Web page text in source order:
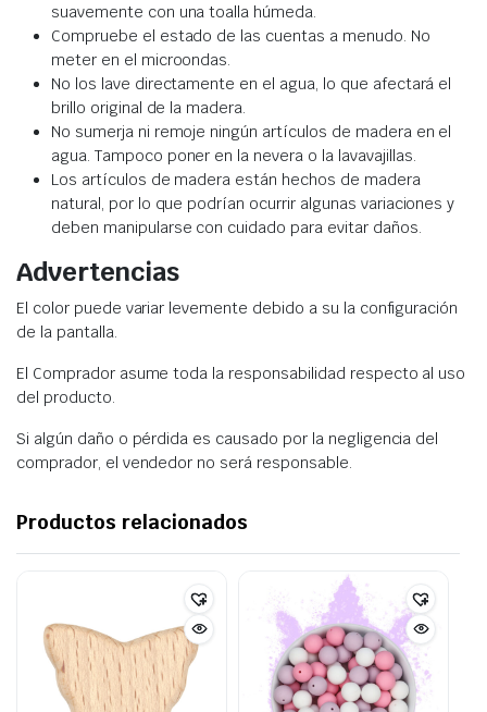
suavemente con una toalla húmeda.
Compruebe el estado de las cuentas a menudo. No
meter en el microondas.
No los lave directamente en el agua, lo que afectará el
brillo original de la madera.
No sumerja ni remoje ningún artículos de madera en el
agua. Tampoco poner en la nevera o la lavavajillas.
Los artículos de madera están hechos de madera
natural, por lo que podrían ocurrir algunas variaciones y
deben manipularse con cuidado para evitar daños.
Advertencias
El color puede variar levemente debido a su la configuración
de la pantalla.
El Comprador asume toda la responsabilidad respecto al uso
del producto.
Si algún daño o pérdida es causado por la negligencia del
comprador, el vendedor no será responsable.
Productos relacionados